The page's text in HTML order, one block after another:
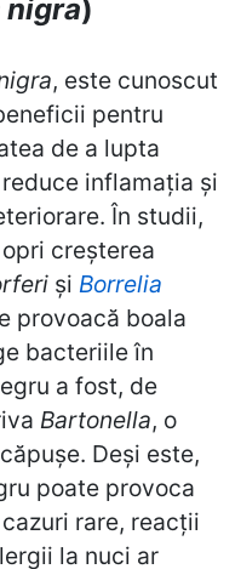
nigra)
, este cunoscut
pentru
de a lupta
inflamația și
În studii,
creșterea
și Borrelia
provoacă boala
bacteriile în
a fost, de
Bartonella, o
Deși este,
poate provoca
rare, reacții
la nuci ar